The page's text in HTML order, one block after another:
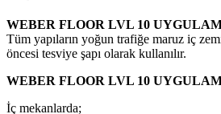
WEBER FLOOR LVL 10
Tüm yapıların yoğun trafiğe maruz iç
öncesi tesviye şapı olarak kullanılır.
WEBER FLOOR LVL 10
İç mekanlarda;